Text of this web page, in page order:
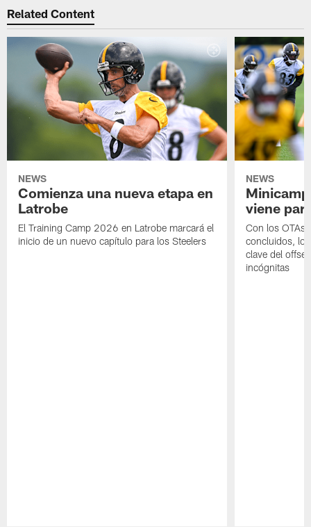
Related Content
NEWS
Comienza una nueva etapa en
Latrobe
El Training Camp 2026 en Latrobe marcará el
inicio de un nuevo capítulo para los Steelers
NEWS
viene
Con los OTAs
concluidos,
clave del
incógnitas